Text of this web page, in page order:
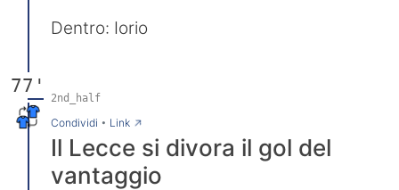
Dentro: Iorio
77'
2nd_half
Condividi • Link→
Il Lecce si divora il gol del
vantaggio